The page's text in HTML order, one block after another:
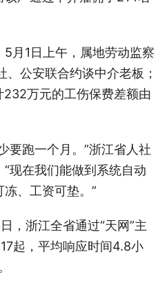
月1日上午，属地劳动监察
公安联合约谈中介老板；
万元的工伤保费差额由
要跑一个月。”浙江省人社
现在我们能做到系统自动
、工资可垫。”
，浙江全省通过“天网”主
起，平均响应时间4.8小